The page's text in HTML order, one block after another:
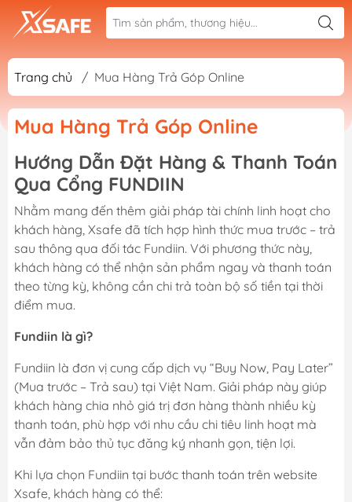
Trang chủ / Mua Hàng Trả Góp Online
Mua Hàng Trả Góp Online
Hướng Dẫn Đặt Hàng & Thanh Toán
Qua Cổng FUNDIIN
Nhằm mang đến thêm giải pháp tài chính linh hoạt cho
khách hàng, Xsafe đã tích hợp hình thức mua trước – trả
sau thông qua đối tác Fundiin. Với phương thức này,
khách hàng có thể nhận sản phẩm ngay và thanh toán
theo từng kỳ, không cần chi trả toàn bộ số tiền tại thời
điểm mua.
Fundiin là gì?
Fundiin là đơn vị cung cấp dịch vụ “Buy Now, Pay Later”
(Mua trước – Trả sau) tại Việt Nam. Giải pháp này giúp
khách hàng chia nhỏ giá trị đơn hàng thành nhiều kỳ
thanh toán, phù hợp với nhu cầu chi tiêu linh hoạt mà
vẫn đảm bảo thủ tục đăng ký nhanh gọn, tiện lợi.
Khi lựa chọn Fundiin tại bước thanh toán trên website
Xsafe, khách hàng có thể: